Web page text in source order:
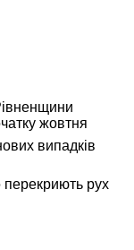
жовтня
випадків
перекриють рух